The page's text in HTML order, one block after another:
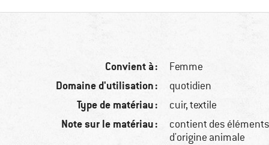
Convient à : Femme
Domaine d'utilisation : quotidien
Type de matériau : cuir, textile
Note sur le matériau :
contient des
d'origine animale